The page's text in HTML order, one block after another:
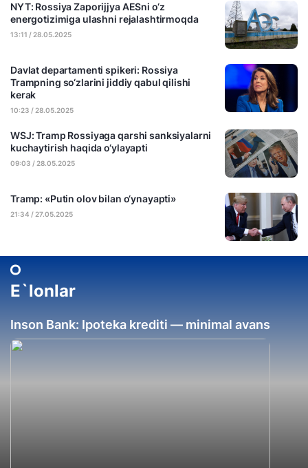
NYT: Rossiya Zaporijjya AESni o‘z
energotizimiga ulashni rejalashtirmoqda
13:11 / 28.05.2025
Davlat departamenti spikeri: Rossiya
Trampning so‘zlarini jiddiy qabul qilishi
kerak
10:23 / 28.05.2025
WSJ: Tramp Rossiyaga qarshi sanksiyalarni
kuchaytirish haqida o‘ylayapti
09:03 / 28.05.2025
Tramp: «Putin olov bilan o‘ynayapti»
21:34 / 27.05.2025
E`lonlar
Inson Bank: Ipoteka krediti — minimal avans